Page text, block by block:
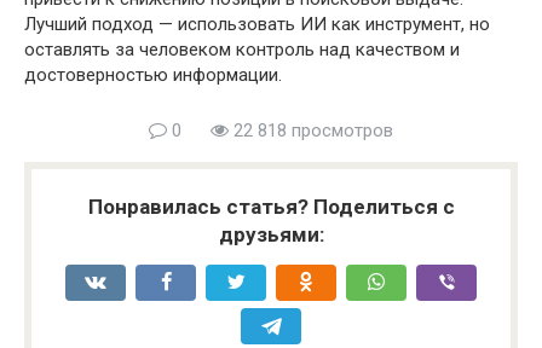
Лучший подход — использовать ИИ как инструмент, но
оставлять за человеком контроль над качеством и
достоверностью информации.
0 22 818 просмотров
Понравилась статья? Поделиться с
друзьями: